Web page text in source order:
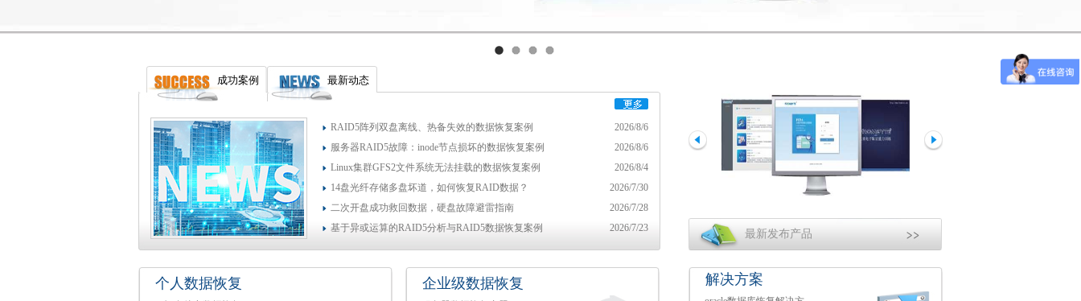
成功案例 最新动态
RAID5阵列双盘离线、热备失效的数据恢复案例
2026/8/6
服务器RAID5故障：inode节点损坏的数据恢复案例
2026/8/6
Linux集群GFS2文件系统无法挂载的数据恢复案例
2026/8/4
14盘光纤存储多盘坏道，如何恢复RAID数据？
2026/7/30
二次开盘成功救回数据，硬盘故障避雷指南
2026/7/28
基于异或运算的RAID5分析与RAID5数据恢复案例
2026/7/23
个人数据恢复 企业级数据恢复
最新发布产品
解决方案